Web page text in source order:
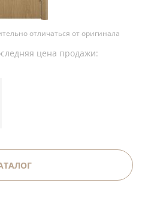
отличаться от оригинала
цена продажи: